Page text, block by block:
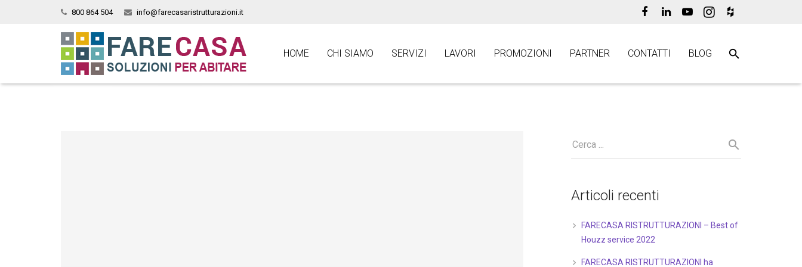
800 864 504 info@farecasaristrutturazioni.it
HOME CHI SIAMO SERVIZI LAVORI PROMOZIONI PARTNER CONTATTI BLOG
Articoli recenti
FARECASA RISTRUTTURAZIONI – Best of
Houzz service 2022
FARECASA RISTRUTTURAZIONI ha